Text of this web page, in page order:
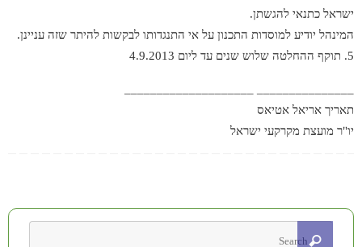
ישראל כתנאי להגשתן.
המינהל יודיע למוסדות התכנון על אי התנגדותו לבקשות להיתר שזה עניינן.
5. תוקף ההחלטה שלוש שנים עד ליום 4.9.2013
תאריך אריאל אטיאס
יו"ר מועצת מקרקעי ישראל